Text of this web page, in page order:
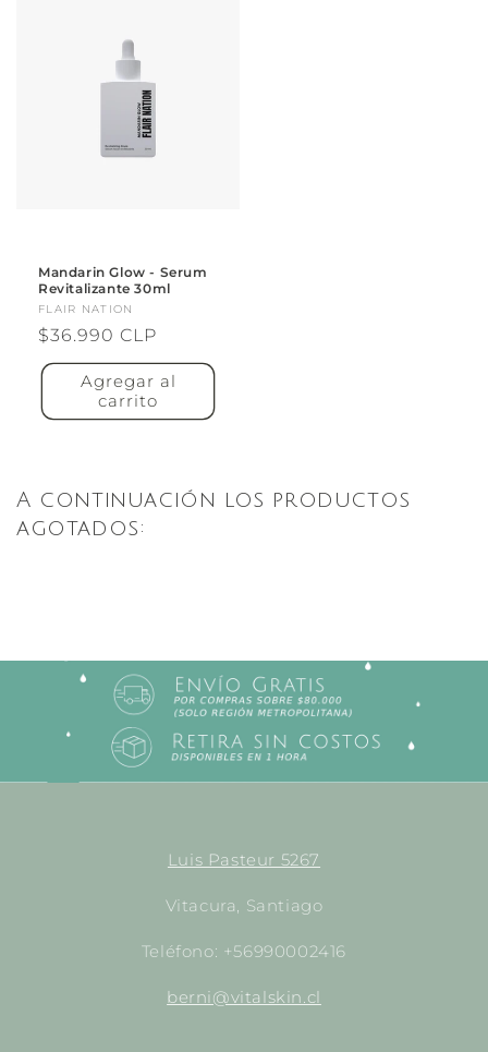
Mandarin Glow - Serum
Revitalizante 30ml
Proveedor:
FLAIR NATION
Precio
habitual
$36.990 CLP
Agregar al
carrito
A continuación los productos
agotados:
Luis Pasteur 5267
Vitacura, Santiago
Teléfono: +56990002416
berni@vitalskin.cl